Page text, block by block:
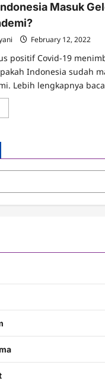
Masuk
February 12, 2022
positif Covid-19
Indonesia sudah
Lebih lengkapnya